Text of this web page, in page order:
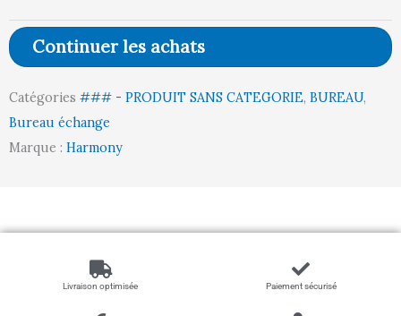
FLEX'UP
(BL/ACACIA)
Continuer les achats
Catégories ### - PRODUIT SANS CATEGORIE, BUREAU,
Bureau échange
Marque : Harmony
Livraison optimisée Paiement sécurisé